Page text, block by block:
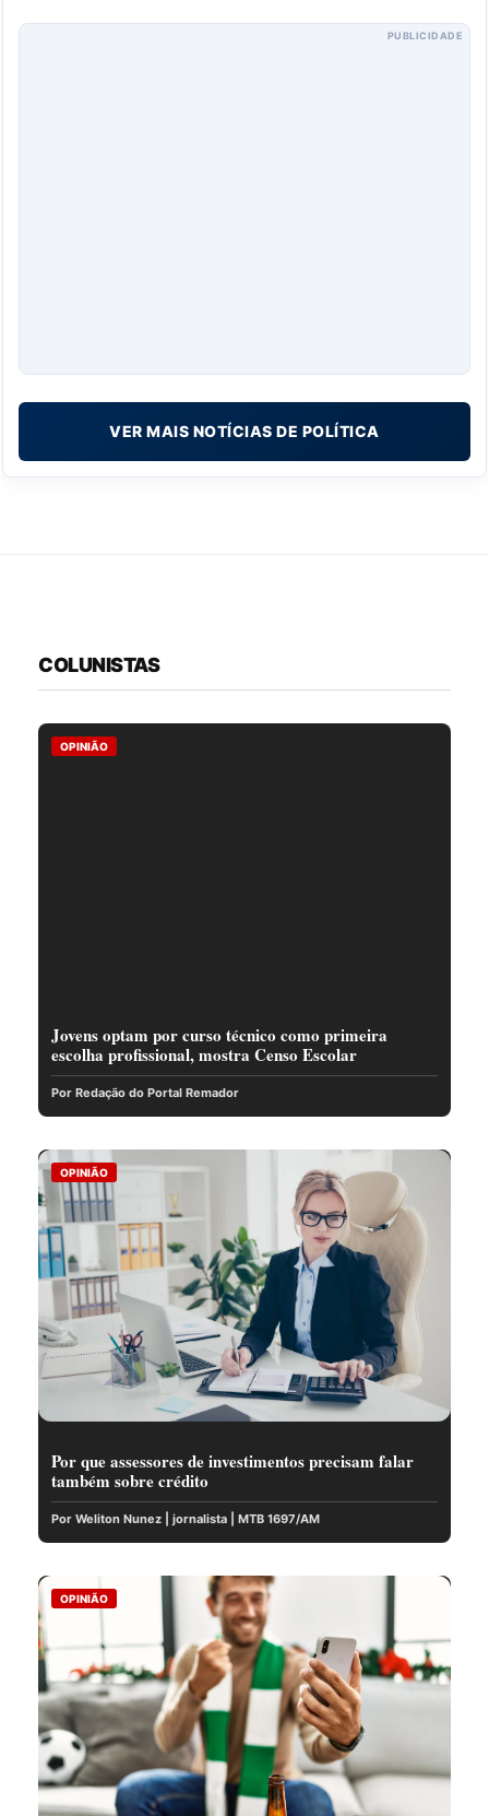
PUBLICIDADE
VER MAIS NOTÍCIAS DE POLÍTICA
COLUNISTAS
OPINIÃO
Jovens optam por curso técnico como primeira
escolha profissional, mostra Censo Escolar
Por Redação do Portal Remador
OPINIÃO
Por que assessores de investimentos precisam falar
também sobre crédito
Por Weliton Nunez | jornalista | MTB 1697/AM
OPINIÃO